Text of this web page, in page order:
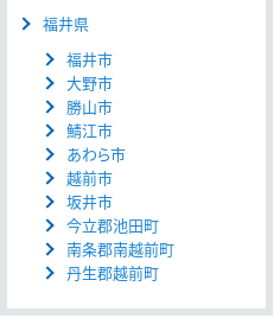
福井県
福井市
大野市
勝山市
鯖江市
あわら市
越前市
坂井市
今立郡池田町
南条郡南越前町
丹生郡越前町